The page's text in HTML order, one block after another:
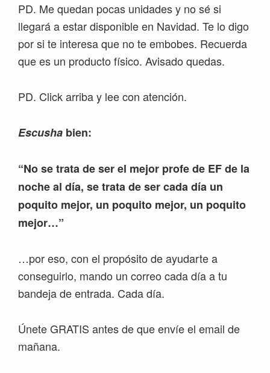
PD. Me quedan pocas unidades y no sé si
llegará a estar disponible en Navidad. Te lo digo
por si te interesa que no te embobes. Recuerda
que es un producto físico. Avisado quedas.
PD. Click arriba y lee con atención. ​
Escusha bien:
“No se trata de ser el mejor profe de EF de la
noche al día, se trata de ser cada día un
poquito mejor, un poquito mejor, un poquito
mejor…”
…por eso, con el propósito de ayudarte a
conseguirlo, mando un correo cada día a tu
bandeja de entrada. Cada día.
Únete GRATIS antes de que envíe el email de
mañana.